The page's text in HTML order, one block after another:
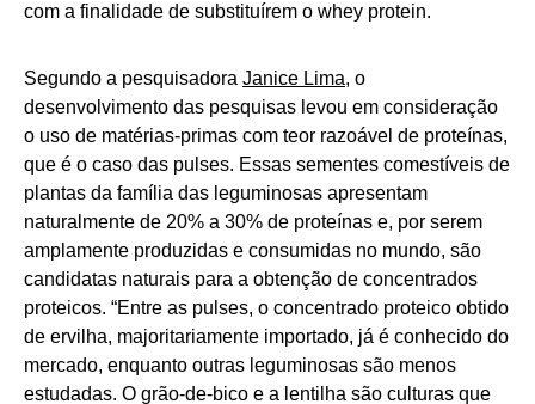
com a finalidade de substituírem o whey protein.
Segundo a pesquisadora Janice Lima, o
desenvolvimento das pesquisas levou em consideração
o uso de matérias-primas com teor razoável de proteínas,
que é o caso das pulses. Essas sementes comestíveis de
plantas da família das leguminosas apresentam
naturalmente de 20% a 30% de proteínas e, por serem
amplamente produzidas e consumidas no mundo, são
candidatas naturais para a obtenção de concentrados
proteicos. “Entre as pulses, o concentrado proteico obtido
de ervilha, majoritariamente importado, já é conhecido do
mercado, enquanto outras leguminosas são menos
estudadas. O grão-de-bico e a lentilha são culturas que